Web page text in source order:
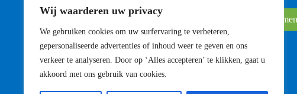
Wij waarderen uw privacy
We gebruiken cookies om uw surfervaring te verbeteren,
gepersonaliseerde advertenties of inhoud weer te geven en ons
verkeer te analyseren. Door op ‘Alles accepteren’ te klikken, gaat u
akkoord met ons gebruik van cookies.
Contact opnemen